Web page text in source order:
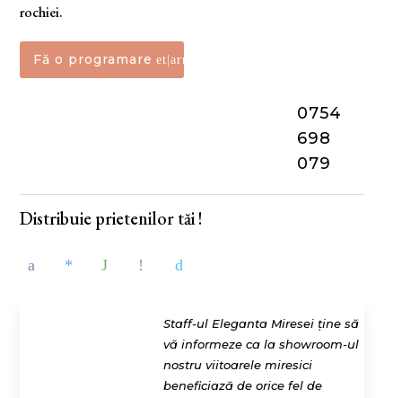
rochiei.
Fă o programare
0754
698
079
Distribuie prietenilor tăi !
Staff-ul Eleganta Miresei ține să
vă informeze ca la showroom-ul
nostru viitoarele miresici
beneficiază de orice fel de